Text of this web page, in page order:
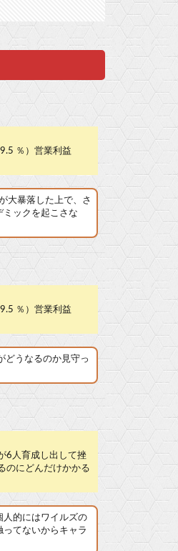
％）営業利益
大暴落した上で、さ
ミックを起こさな
％）営業利益
どうなるのか見守っ
6人育成し出して挫
のにどんだけかかる
人的にはワイルズの
てないからキャラ